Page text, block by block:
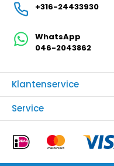
Klantenservice
Service
+316-24433930
WhatsApp
046-2043862